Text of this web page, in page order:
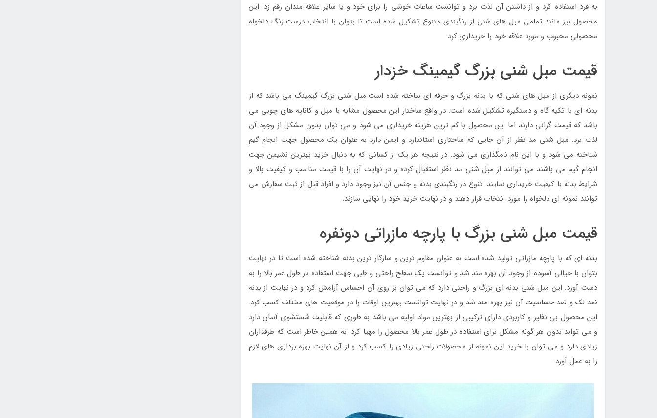
به فرد استفاده کرد و از داشتن آن لذت برد و توانست ساعات خوشی را برای خود و یا سایر علاقه مندان رقم زد. این
محصول نیز مانند تمامی مبل های شنی از رنگبندی متنوع تشکیل شده است تا بتوان با انتخاب درست رنگ دلخواه
محصولی محبوب و مورد علاقه خود را خریداری کرد.
قیمت مبل شنی بزرگ گیمینگ خزدار
نمونه دیگری از مبل های شنی که با بدنه بزرگ و حرفه ای ساخته شده است مبل شنی بزرگ گیمینگ می باشد که از
بدنه ای با تکیه گاه و دستگیره تشکیل شده است. در واقع ساختار این محصول مشابه با مبل و کاناپه های چوبی می
باشد که قیمت گرانی دارند اما این محصول با کم ترین هزینه خریداری می شود و می توان بدون مشکل از وجود آن
لذت برد. مبل شنی مد نظر از آن جایی که ساختاری استاندارد و ایمن دارد به عنوان یک محصول جهت انجام گیم
شناخته می شود و با این نام نامگذاری می شود. در نتیجه هر یک از کسانی که به دنبال خرید بهترین نشیمن جهت
انجام گیم می باشند می توانند از مبل شنی مد نظر استقبال کرده و در نهایت آن را با قیمت مناسب و کیفیت بالا و
شرایط بدنه با کیفیت خریداری نمایند. تنوع در رنگبندی بدنه و جنس آن نیز وجود دارد و افراد قبل از ثبت سفارش می
توانند نمونه ای دلخواه را مورد انتخاب قرار دهند و در نهایت خرید خود را نهایی سازند.
قیمت مبل شنی بزرگ با پارچه مازراتی دونفره
بدنه ای که با پارچه مازراتی تولید شده است به عنوان مقاوم ترین و سازگار ترین بدنه شناخته شده است تا در نهایت
بتوان با خیالی آسوده از وجود آن بهره مند شد و توانست یک سطح راحتی و طبی جهت استفاده در طول عمر بالا را به
دست آورد. این مبل شنی بدنه ای بزرگ و راحتی دارد که می توان بر روی آن احساس آرامش کرد و در نهایت از بدنه
ضد لک و ضد حساسیت آن نیز بهره مند شد و در نهایت توانست بهترین اوقات را در موقعیت های مختلف کسب کرد.
این محصول بی نظیر و کاربردی دارای ترکیبی از بهترین مواد اولیه می باشد به طوری که قابلیت شستشوی آسان دارد
و می تواند بدون هر گونه مشکل برای استفاده در طول عمر بالا محصول را مهیا کرد. به همین خاطر است که طرفداران
زیادی دارد و می توان با خرید این نمونه از محصولات راحتی زیادی را کسب کرد و از آن نهایت بهره برداری های لازم
را به عمل آورد.